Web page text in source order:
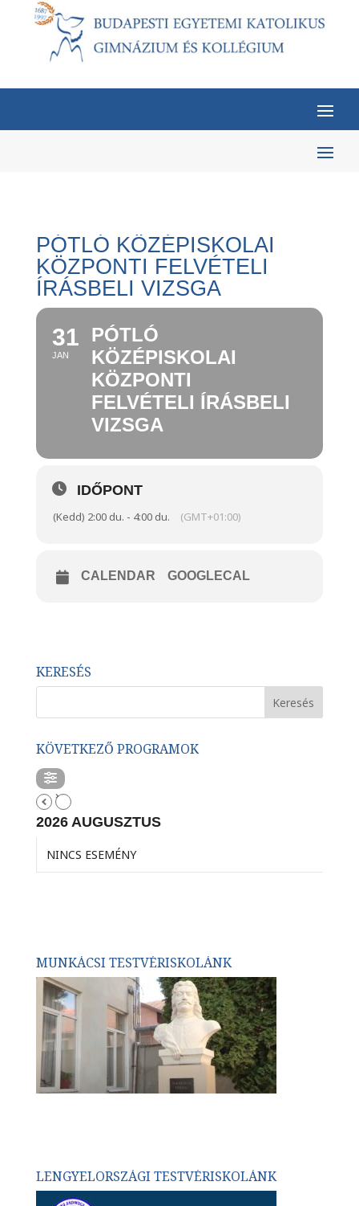
PÓTLÓ KÖZÉPISKOLAI
KÖZPONTI FELVÉTELI
ÍRÁSBELI VIZSGA
31
JAN
PÓTLÓ
KÖZÉPISKOLAI
KÖZPONTI
FELVÉTELI ÍRÁSBELI
VIZSGA
IDŐPONT
(Kedd) 2:00 du. - 4:00 du. (GMT+01:00)
CALENDAR GOOGLECAL
KERESÉS
KÖVETKEZŐ PROGRAMOK
2026 AUGUSZTUS
NINCS ESEMÉNY
MUNKÁCSI TESTVÉRISKOLÁNK
LENGYELORSZÁGI TESTVÉRISKOLÁNK